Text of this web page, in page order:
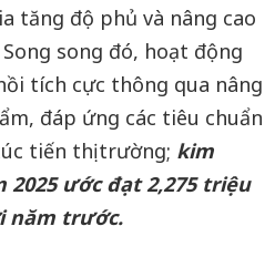
tăng độ phủ và nâng cao
song đó, hoạt động
tích cực thông qua nâng
đáp ứng các tiêu chuẩn
tiến thị trường; kim
ước đạt 2,275 triệu
năm trước.